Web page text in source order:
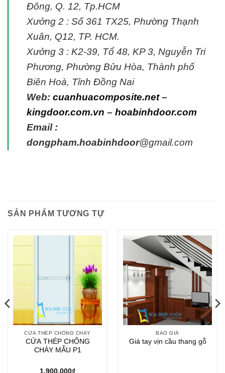
Đông, Q. 12, Tp.HCM
Xưởng 2 : Số 361 TX25, Phường Thạnh
Xuân, Q12, TP. HCM.
Xưởng 3 : K2-39, Tổ 48, KP 3, Nguyễn Tri
Phương, Phường Bửu Hòa, Thành phố
Biên Hoà, Tỉnh Đồng Nai
Web: cuanhuacomposite.net–
kingdoor.com.vn – hoabinhdoor.com
Email :
dongpham.hoabinhdoor@gmail.com
SẢN PHẨM TƯƠNG TỰ
CỬA THÉP CHỐNG CHÁY
CỬA THÉP CHỐNG
CHÁY MẪU P1
1.900.000₫
BÁO GIÁ
Giá tay vịn cầu thang gỗ